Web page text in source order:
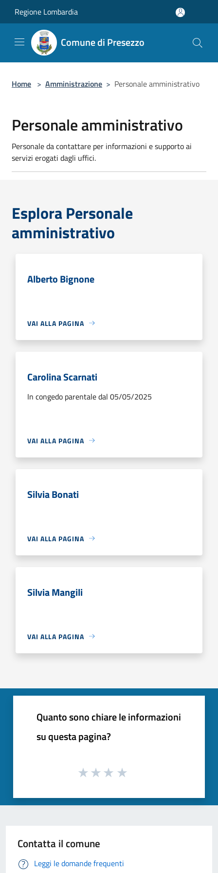
Regione Lombardia
Comune di Presezzo
Home > Amministrazione > Personale amministrativo
Personale amministrativo
Personale da contattare per informazioni e supporto ai
servizi erogati dagli uffici.
Esplora Personale
amministrativo
Alberto Bignone
VAI ALLA PAGINA
Carolina Scarnati
In congedo parentale dal 05/05/2025
VAI ALLA PAGINA
Silvia Bonati
VAI ALLA PAGINA
Silvia Mangili
VAI ALLA PAGINA
Quanto sono chiare le informazioni
su questa pagina?
Contatta il comune
Leggi le domande frequenti